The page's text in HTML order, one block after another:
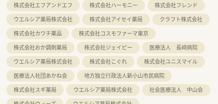
株式会社エフアンドエフ 株式会社ハーモニー
株式会社フレンド
ウエルシア薬局株式会社
株式会社アイセイ薬局
クラフト株式会社
株式会社カワチ薬品
株式会社コスモファーマ東京
株式会社おか調剤薬局
株式会社ジェイピー
医療法人 長﨑病院
ウエルシア薬局株式会社
株式会社こぐれ
株式会社ユニスマイル
医療法人社団あかね会
地方独立行政法人新小山市民病院
株式会社スギ薬局
ウエルシア薬局株式会社
社会医療法人 中山会